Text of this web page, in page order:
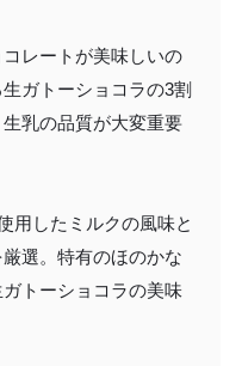
レートが美味しいの
ガトーショコラの3割
乳の品質が大変重要
用したミルクの風味と
選。特有のほのかな
トーショコラの美味